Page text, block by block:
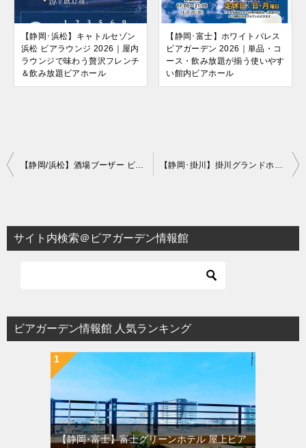
【静岡･浜松】キャトルセゾン
浜松 ビアラウンジ 2026｜屋内
ラウンジで味わう贅沢フレンチ
＆飲み放題ビアホール
【静岡･富士】ホワイトパレス
ビアガーデン 2026｜単品・コ
ース・飲み放題が揃う使いやす
い館内ビアホール
投
ビ
ゲ
ョ
ン
【静岡/浜松】酒場ブーザー ビアガーデン 2025 【静岡･掛川】掛川グランドホテル スカイグリルガーデン 2026｜ホテルシェフの本格料理が味わえる屋外ビアイベント
サイト内検索＠ビアガーデン情報館
ビアガーデン情報館 人気ランキング
【静岡･富士】富士グリーンホテル 屋上ビア